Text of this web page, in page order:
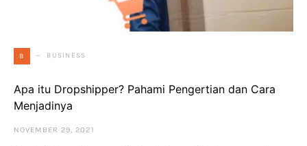
B BUSINESS
Apa itu Dropshipper? Pahami Pengertian dan Cara
Menjadinya
NOVEMBER 29, 2021